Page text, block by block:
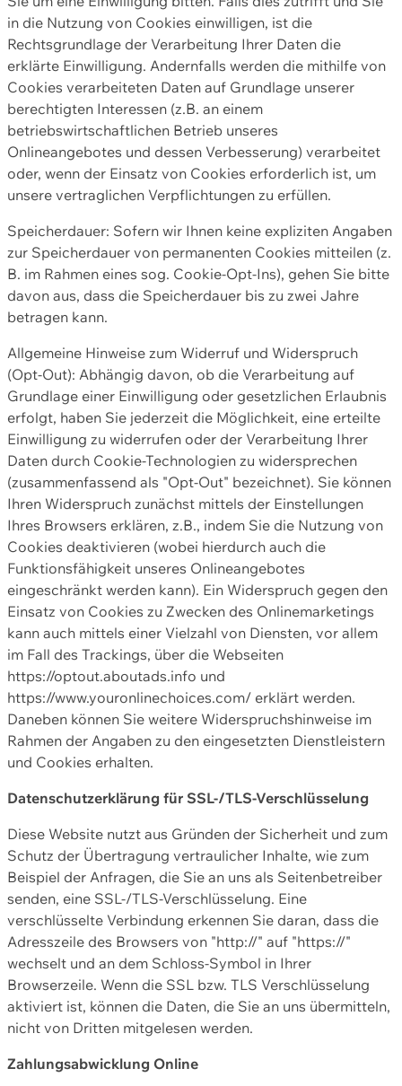
in die Nutzung von Cookies einwilligen, ist die
Rechtsgrundlage der Verarbeitung Ihrer Daten die
erklärte Einwilligung. Andernfalls werden die mithilfe von
Cookies verarbeiteten Daten auf Grundlage unserer
berechtigten Interessen (z.B. an einem
betriebswirtschaftlichen Betrieb unseres
Onlineangebotes und dessen Verbesserung) verarbeitet
oder, wenn der Einsatz von Cookies erforderlich ist, um
unsere vertraglichen Verpflichtungen zu erfüllen.
Speicherdauer: Sofern wir Ihnen keine expliziten Angaben
zur Speicherdauer von permanenten Cookies mitteilen (z.
B. im Rahmen eines sog. Cookie-Opt-Ins), gehen Sie bitte
davon aus, dass die Speicherdauer bis zu zwei Jahre
betragen kann.
Allgemeine Hinweise zum Widerruf und Widerspruch
(Opt-Out): Abhängig davon, ob die Verarbeitung auf
Grundlage einer Einwilligung oder gesetzlichen Erlaubnis
erfolgt, haben Sie jederzeit die Möglichkeit, eine erteilte
Einwilligung zu widerrufen oder der Verarbeitung Ihrer
Daten durch Cookie-Technologien zu widersprechen
(zusammenfassend als "Opt-Out" bezeichnet). Sie können
Ihren Widerspruch zunächst mittels der Einstellungen
Ihres Browsers erklären, z.B., indem Sie die Nutzung von
Cookies deaktivieren (wobei hierdurch auch die
Funktionsfähigkeit unseres Onlineangebotes
eingeschränkt werden kann). Ein Widerspruch gegen den
Einsatz von Cookies zu Zwecken des Onlinemarketings
kann auch mittels einer Vielzahl von Diensten, vor allem
im Fall des Trackings, über die Webseiten
https://optout.aboutads.info und
https://www.youronlinechoices.com/ erklärt werden.
Daneben können Sie weitere Widerspruchshinweise im
Rahmen der Angaben zu den eingesetzten Dienstleistern
und Cookies erhalten.
Datenschutzerklärung für SSL-/TLS-Verschlüsselung
Diese Website nutzt aus Gründen der Sicherheit und zum
Schutz der Übertragung vertraulicher Inhalte, wie zum
Beispiel der Anfragen, die Sie an uns als Seitenbetreiber
senden, eine SSL-/TLS-Verschlüsselung. Eine
verschlüsselte Verbindung erkennen Sie daran, dass die
Adresszeile des Browsers von "http://" auf "https://"
wechselt und an dem Schloss-Symbol in Ihrer
Browserzeile. Wenn die SSL bzw. TLS Verschlüsselung
aktiviert ist, können die Daten, die Sie an uns übermitteln,
nicht von Dritten mitgelesen werden.
Zahlungsabwicklung Online